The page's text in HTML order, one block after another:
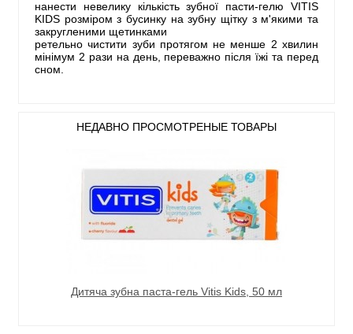
нанести невелику кількість зубної пасти-гелю VITIS
KIDS розміром з бусинку на зубну щітку з м'якими та
закругленими щетинками
ретельно чистити зуби протягом не менше 2 хвилин
мінімум 2 рази на день, переважно після їжі та перед
сном.
НЕДАВНО ПРОСМОТРЕНЫЕ ТОВАРЫ
Дитяча зубна паста-гель Vitis Kids, 50 мл